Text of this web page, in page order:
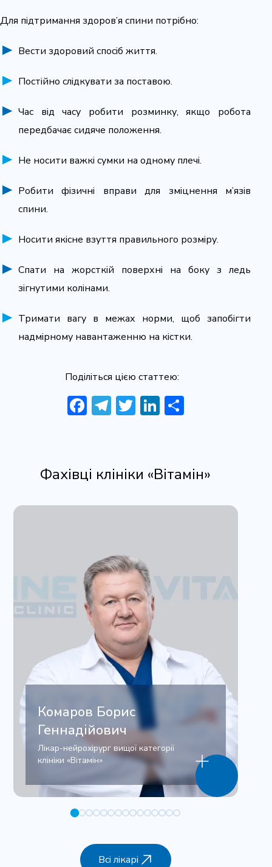
Для підтримання здоров’я спини потрібно:
Вести здоровий спосіб життя.
Постійно слідкувати за поставою.
Час від часу робити розминку, якщо робота
передбачає сидяче положення.
Не носити важкі сумки на одному плечі.
Робити фізичні вправи для зміцнення м’язів
спини.
Носити якісне взуття правильного розміру.
Спати на жорсткій поверхні на боку з ледь
зігнутими колінами.
Тримати вагу в межах норми, щоб запобігти
надмірному навантаженню на кістки.
Поділіться цією статтею:
Facebook
Telegram
Twitter
LinkedIn
Share
Фахівці клініки «Вітамін»
Комаров Борис
Геннадійович
Лікар-нейрохірург вищої категорії
клініки «Вітамін»
Всі лікарі